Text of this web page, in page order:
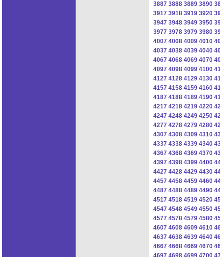
3887 3888 3889 3890
3917 3918 3919 3920
3947 3948 3949 3950
3977 3978 3979 3980
4007 4008 4009 4010
4037 4038 4039 4040
4067 4068 4069 4070
4097 4098 4099 4100
4127 4128 4129 4130
4157 4158 4159 4160
4187 4188 4189 4190
4217 4218 4219 4220
4247 4248 4249 4250
4277 4278 4279 4280
4307 4308 4309 4310
4337 4338 4339 4340
4367 4368 4369 4370
4397 4398 4399 4400
4427 4428 4429 4430
4457 4458 4459 4460
4487 4488 4489 4490
4517 4518 4519 4520
4547 4548 4549 4550
4577 4578 4579 4580
4607 4608 4609 4610
4637 4638 4639 4640
4667 4668 4669 4670
4697 4698 4699 4700